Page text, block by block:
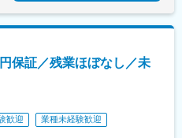
保証／残業ほぼなし／未
歓迎 業種未経験歓迎